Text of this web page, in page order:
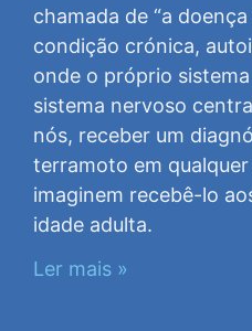
chamada de “a
condição crónica,
onde o próprio
sistema nervoso
nós, receber um
terramoto em
imaginem recebê-lo
idade adulta.
Ler mais »